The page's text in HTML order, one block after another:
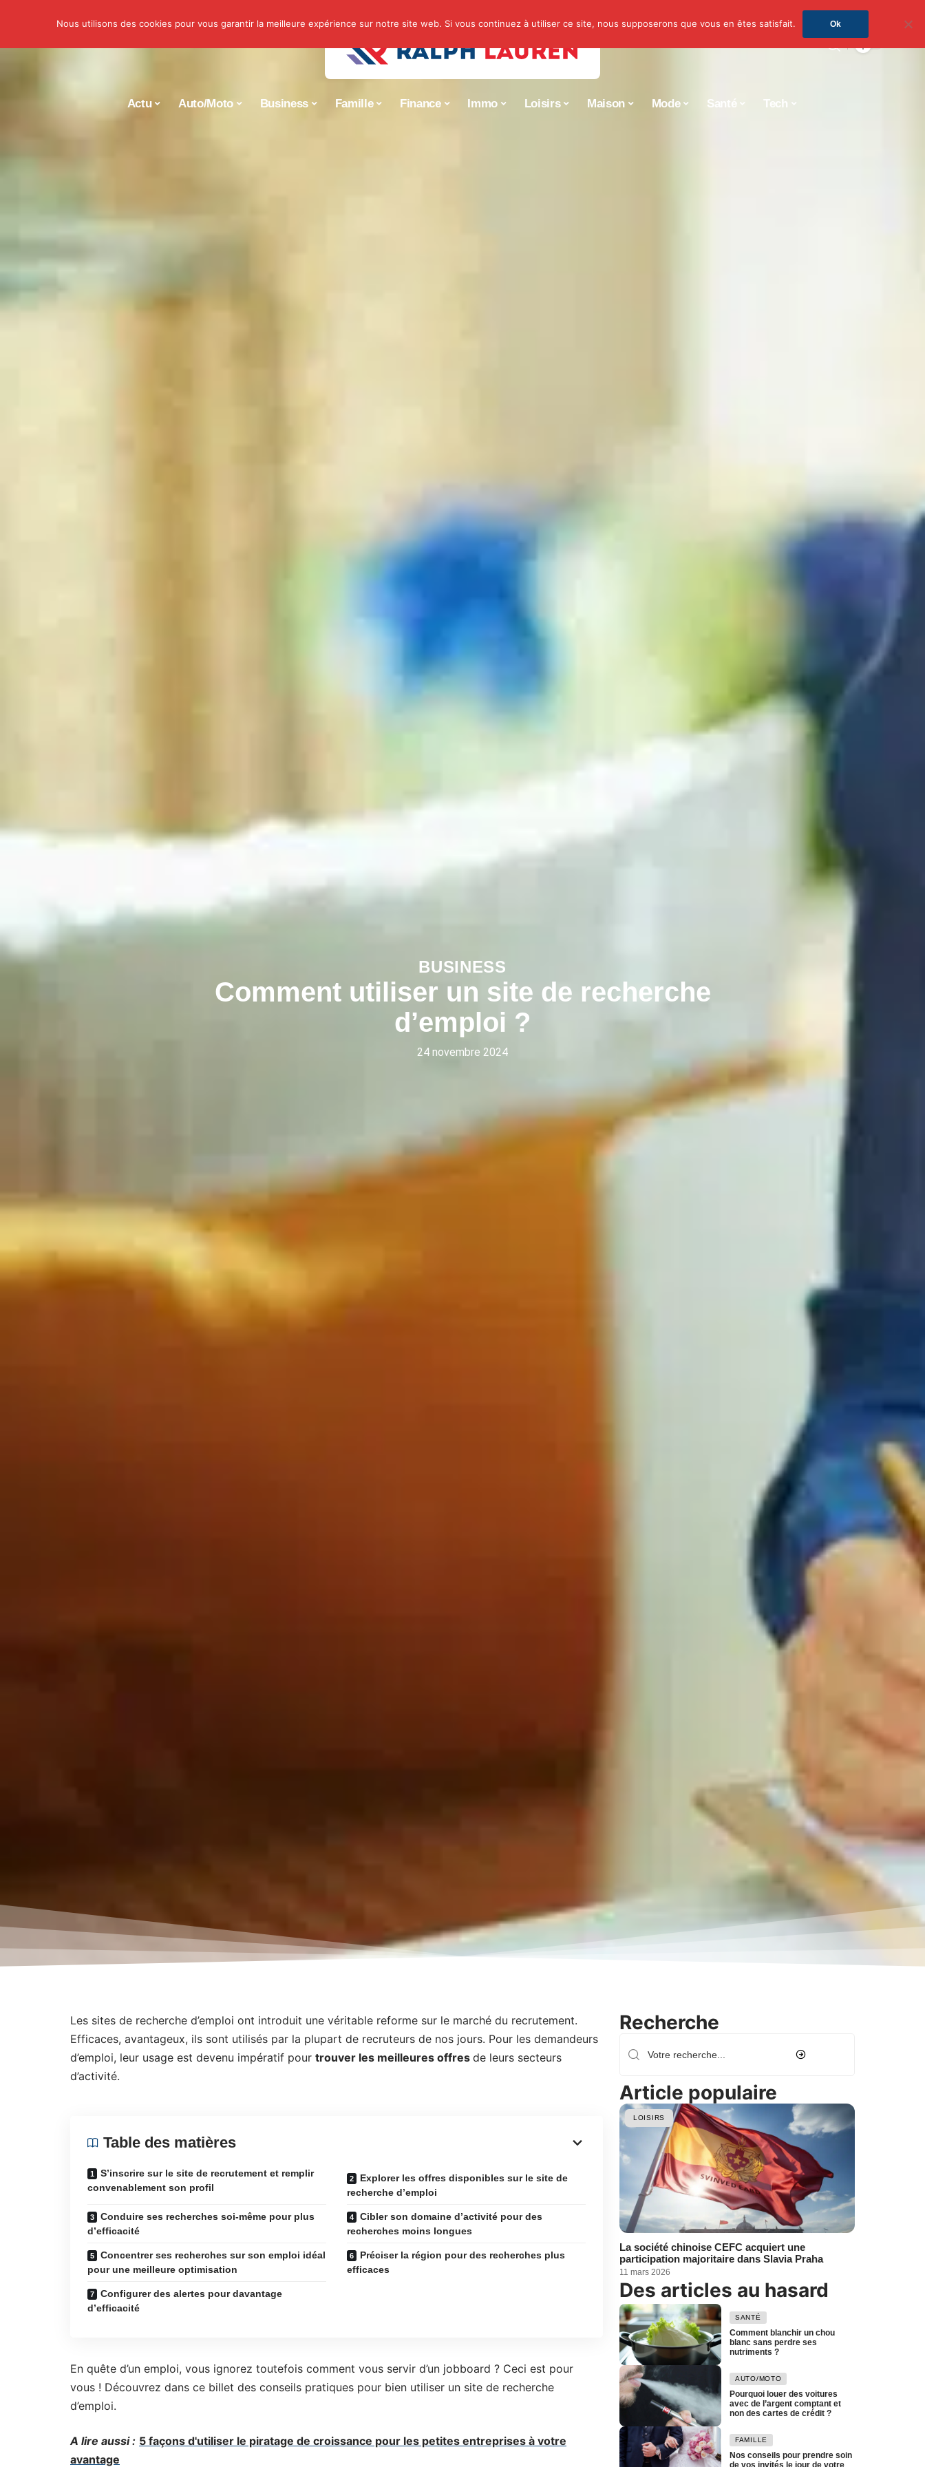
Actu Auto/Moto Business Famille Finance Immo Loisirs Maison Mode Santé Tech
BUSINESS
Comment utiliser un site de recherche
d’emploi ?
24 novembre 2024
Les sites de recherche d’emploi ont introduit une véritable reforme sur le marché du recrutement.
Efficaces, avantageux, ils sont utilisés par la plupart de recruteurs de nos jours. Pour les demandeurs
d’emploi, leur usage est devenu impératif pour trouver les meilleures offres de leurs secteurs
d’activité.
Table des matières
S’inscrire sur le site de recrutement et remplir
convenablement son profil
Explorer les offres disponibles sur le site de
recherche d’emploi
Conduire ses recherches soi-même pour plus
d’efficacité
Cibler son domaine d’activité pour des
recherches moins longues
Concentrer ses recherches sur son emploi idéal
pour une meilleure optimisation
Préciser la région pour des recherches plus
efficaces
Configurer des alertes pour davantage
d’efficacité
En quête d’un emploi, vous ignorez toutefois comment vous servir d’un jobboard ? Ceci est pour
vous ! Découvrez dans ce billet des conseils pratiques pour bien utiliser un site de recherche
d’emploi.
A lire aussi : 5 façons d'utiliser le piratage de croissance pour les petites entreprises à votre
avantage
Recherche
Article populaire
LOISIRS
La société chinoise CEFC acquiert une
participation majoritaire dans Slavia Praha
11 mars 2026
Des articles au hasard
SANTÉ
Comment blanchir un chou
blanc sans perdre ses
nutriments ?
AUTO/MOTO
Pourquoi louer des voitures
avec de l’argent comptant et
non des cartes de crédit ?
FAMILLE
Nos conseils pour prendre soin
de vos invités le jour de votre
Nous utilisons des cookies pour vous garantir la meilleure expérience sur notre site web. Si vous continuez à utiliser ce site, nous supposerons que vous en êtes satisfait. Ok